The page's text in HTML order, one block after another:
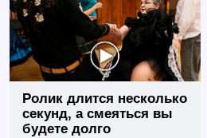
Ролик длится несколько
секунд, а смеяться вы
будете долго